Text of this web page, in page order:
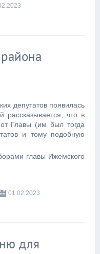
депутатов появилась
рассказывается, что в
Главы (им был тогда
и тому подобную
главы Ижемского
01.02.2023
для